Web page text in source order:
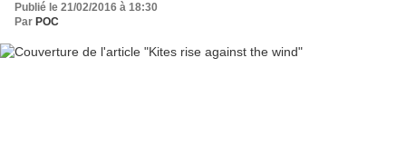
Publié le 21/02/2016 à 18:30
Par POC